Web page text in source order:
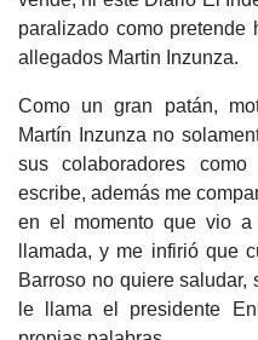
paralizado como pretende
allegados Martin Inzunza.
Como un gran patán,
Martín Inzunza no
sus colaboradores
escribe, además me
en el momento que vio a
llamada, y me infirió que
Barroso no quiere saludar,
le llama el presidente